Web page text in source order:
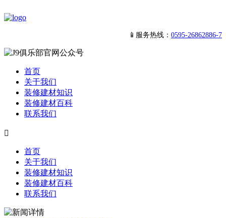
📱服务热线： 0595-26862886-7
首页
关于我们
装修建材知识
装修建材百科
联系我们

首页
关于我们
装修建材知识
装修建材百科
联系我们